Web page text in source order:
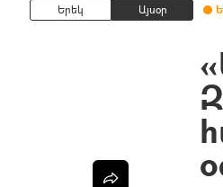
Երեկ Այսօր